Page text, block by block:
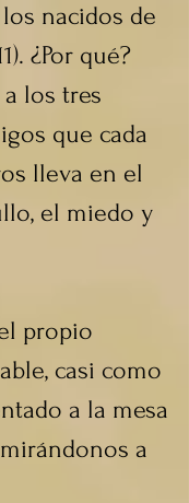
nacidos de
¿Por qué?
los tres
que cada
lleva en el
el miedo y
propio
casi como
a la mesa
a